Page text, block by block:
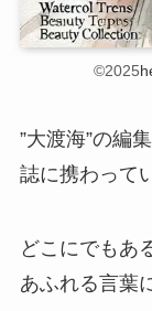
©2025
”大渡海”の編
誌に携わって
どこにでもあ
あふれる言葉